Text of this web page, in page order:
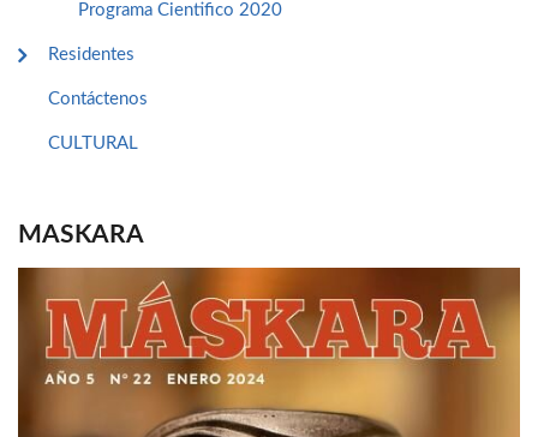
Programa Cientifico 2020
Residentes
Contáctenos
CULTURAL
MASKARA